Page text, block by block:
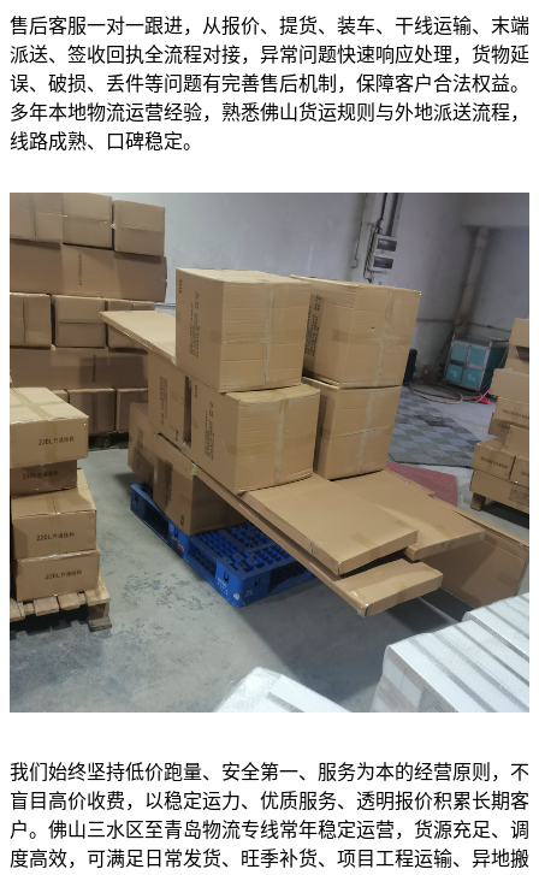
售后客服一对一跟进，从报价、提货、装车、干线运输、末端
派送、签收回执全流程对接，异常问题快速响应处理，货物延
误、破损、丢件等问题有完善售后机制，保障客户合法权益。
多年本地物流运营经验，熟悉佛山货运规则与外地派送流程，
线路成熟、口碑稳定。
我们始终坚持低价跑量、安全第一、服务为本的经营原则，不
盲目高价收费，以稳定运力、优质服务、透明报价积累长期客
户。佛山三水区至青岛物流专线常年稳定运营，货源充足、调
度高效，可满足日常发货、旺季补货、项目工程运输、异地搬